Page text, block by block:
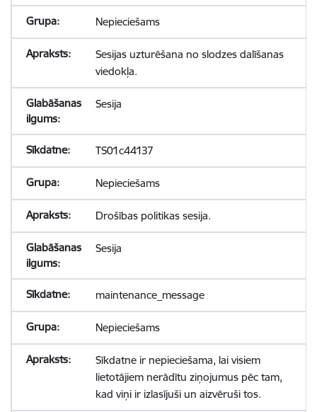
Nepieciešams
Sesijas uzturēšana no slodzes dalīšanas
viedokļa.
Sesija
TS01c44137
Nepieciešams
Drošības politikas sesija.
Sesija
maintenance_message
Nepieciešams
Sīkdatne ir nepieciešama, lai visiem
lietotājiem nerādītu ziņojumus pēc tam,
kad viņi ir izlasījuši un aizvēruši tos.